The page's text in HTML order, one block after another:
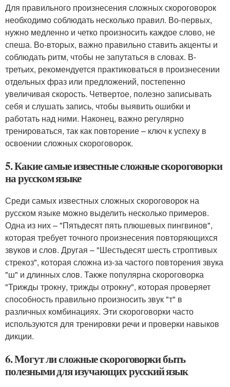
Для правильного произнесения сложных скороговорок
необходимо соблюдать несколько правил. Во-первых,
нужно медленно и четко произносить каждое слово, не
спеша. Во-вторых, важно правильно ставить акценты и
соблюдать ритм, чтобы не запутаться в словах. В-
третьих, рекомендуется практиковаться в произнесении
отдельных фраз или предложений, постепенно
увеличивая скорость. Четвертое, полезно записывать
себя и слушать запись, чтобы выявить ошибки и
работать над ними. Наконец, важно регулярно
тренироваться, так как повторение – ключ к успеху в
освоении сложных скороговорок.
5. Какие самые известные сложные скороговорки
на русском языке
Среди самых известных сложных скороговорок на
русском языке можно выделить несколько примеров.
Одна из них – "Пятьдесят пять плюшевых пингвинов",
которая требует точного произнесения повторяющихся
звуков и слов. Другая – "Шестьдесят шесть строптивых
стрекоз", которая сложна из-за частого повторения звука
"ш" и длинных слов. Также популярна скороговорка
"Трижды трокну, трижды отрокну", которая проверяет
способность правильно произносить звук "т" в
различных комбинациях. Эти скороговорки часто
используются для тренировки речи и проверки навыков
дикции.
6. Могут ли сложные скороговорки быть
полезными для изучающих русский язык